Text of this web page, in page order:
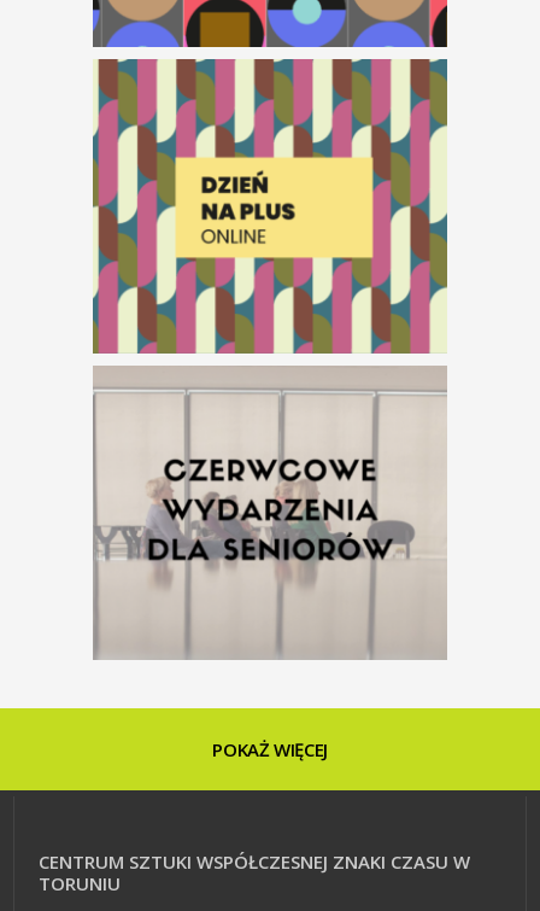
Dzień na plus:
spacer po
aktualnych
wystawach
Edukacja w
grudniu
DZIEŃ NA PLUS
POKAŻ WIĘCEJ
CENTRUM SZTUKI WSPÓŁCZESNEJ ZNAKI CZASU W
TORUNIU